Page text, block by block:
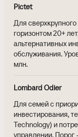
Pictet
Для
горизонтом 20+
альтернативных
обслуживания.
млн.
Lombard Odier
Для семей с
инвестирования,
Technology) и
управлении. Порог